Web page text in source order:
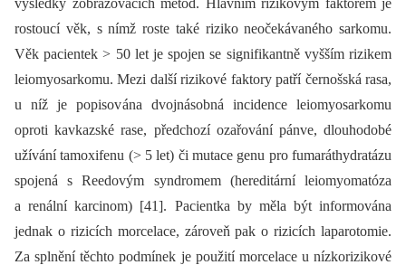
výsledky zobrazovacích metod. Hlavním rizikovým faktorem je
rostoucí věk, s nímž roste také riziko neočekávaného sarkomu.
Věk pacientek > 50 let je spojen se signifikantně vyšším rizikem
leiomyosarkomu. Mezi další rizikové faktory patří černošská rasa,
u níž je popisována dvojnásobná incidence leiomyosarkomu
oproti kavkazské rase, předchozí ozařování pánve, dlouhodobé
užívání tamoxifenu (> 5 let) či mutace genu pro fumaráthydratázu
spojená s Reedovým syndromem (hereditární leiomyomatóza
a renální karcinom) [41]. Pacientka by měla být informována
jednak o rizicích morcelace, zároveň pak o rizicích laparotomie.
Za splnění těchto podmínek je použití morcelace u nízkorizikové